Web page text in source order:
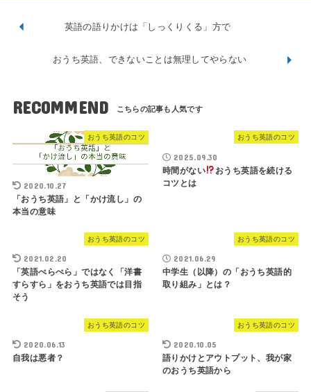
英語の語りかけは「しっくりくる」方で
おうち英語、できないことは無理してやらない
RECOMMEND
おうち英語のコツ
2020.10.27
「おうち英語」と「かけ流し」の
本当の意味
おうち英語のコツ
2025.09.30
時間がない
おうち英語を続ける
コツとは
おうち英語のコツ
2021.02.20
「英語ぺらぺら」ではなく「洋書
すらすら」をおうち英語では目指
そう
おうち英語のコツ
2021.06.29
中学生（以降）の「おうち英語的
取り組み」とは？
おうち英語のコツ
2020.06.13
自我は悪者？
おうち英語のコツ
2020.10.05
語りかけとアウトプット、我が家
のおうち英語から